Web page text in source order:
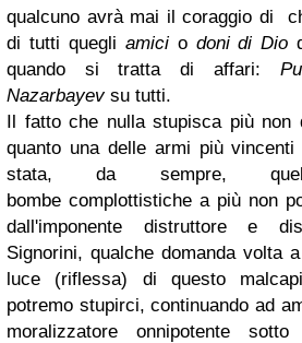
qualcuno avrà mai il coraggio di
di tutti quegli amici o doni di Dio
quando si tratta di affari:
Nazarbayev su tutti.
Il fatto che nulla stupisca più non
quanto una delle armi più
stata, da sempre,
bombe complottistiche a più non
dall'imponente distruttore e
Signorini, qualche domanda volta
luce (riflessa) di questo
potremo stupirci, continuando ad
moralizzatore onnipotente